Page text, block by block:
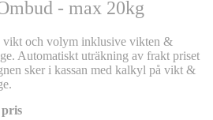
- max 20kg
vikt och volym inklusive vikten &
Automatiskt uträkning av frakt priset
sker i kassan med kalkyl på vikt &